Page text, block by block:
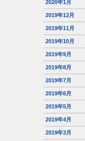
2020年1月
2019年12月
2019年11月
2019年10月
2019年9月
2019年8月
2019年7月
2019年6月
2019年5月
2019年4月
2019年3月